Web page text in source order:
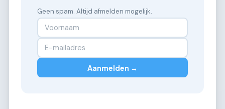
Geen spam. Altijd afmelden mogelijk.
Aanmelden →